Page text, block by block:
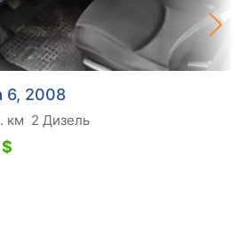
6, 2008
км 2 Дизель